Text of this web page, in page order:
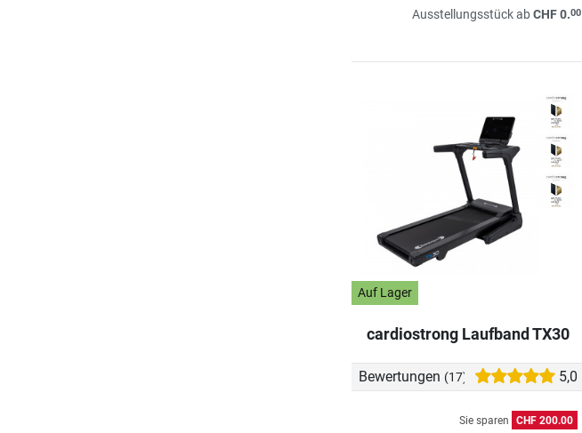
Ausstellungsstück abCHF 0.00
Auf Lager
cardiostrong Laufband TX30
Bewertungen (17) 5,0
Sie sparen CHF 200.00